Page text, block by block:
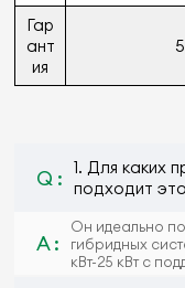
Гар
ант
ия
Q :
1. Для каких
подходит
A :
Он идеально
гибридных
кВт-25 кВт с